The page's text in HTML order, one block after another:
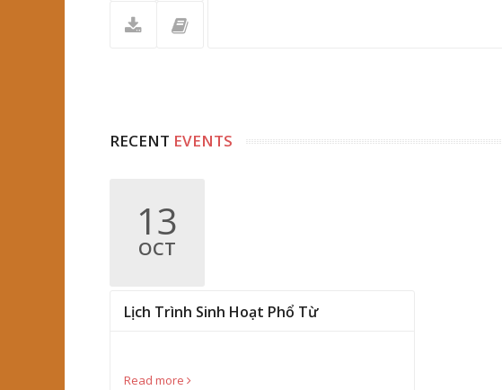
RECENT EVENTS
13
OCT
Lịch Trình Sinh Hoạt Phổ Từ
Read more